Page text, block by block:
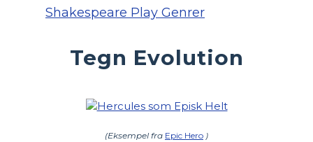
Shakespeare Play Genrer
Tegn Evolution
(Eksempel fra Epic Hero )